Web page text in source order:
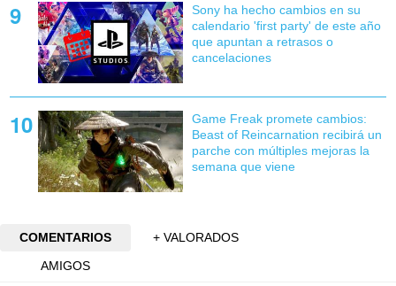
Sony ha hecho cambios en su
calendario 'first party' de este año
que apuntan a retrasos o
cancelaciones
Game Freak promete cambios:
Beast of Reincarnation recibirá un
parche con múltiples mejoras la
semana que viene
COMENTARIOS
+ VALORADOS
AMIGOS